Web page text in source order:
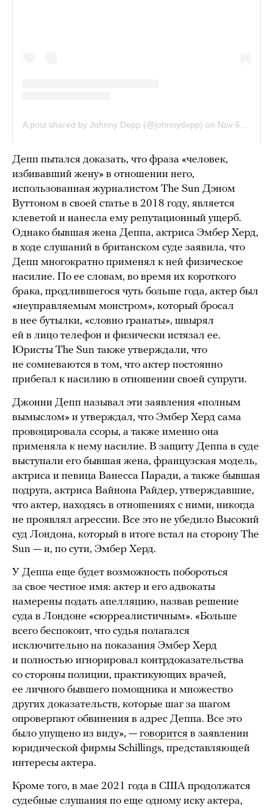
Депп пытался доказать, что фраза «человек,
избивавший жену» в отношении него,
использованная журналистом The Sun Дэном
Вуттоном в своей статье в 2018 году, является
клеветой и нанесла ему репутационный ущерб.
Однако бывшая жена Деппа, актриса Эмбер Херд,
в ходе слушаний в британском суде заявила, что
Депп многократно применял к ней физическое
насилие. По ее словам, во время их короткого
брака, продлившегося чуть больше года, актер был
«неуправляемым монстром», который бросал
в нее бутылки, «словно гранаты», швырял
ей в лицо телефон и физически истязал ее.
Юристы The Sun также утверждали, что
не сомневаются в том, что актер постоянно
прибегал к насилию в отношении своей супруги.
Джонни Депп называл эти заявления «полным
вымыслом» и утверждал, что Эмбер Херд сама
провоцировала ссоры, а также именно она
применяла к нему насилие. В защиту Деппа в суде
выступали его бывшая жена, французская модель,
актриса и певица Ванесса Паради, а также бывшая
подруга, актриса Вайнона Райдер, утверждавшие,
что актер, находясь в отношениях с ними, никогда
не проявлял агрессии. Все это не убедило Высокий
суд Лондона, который в итоге встал на сторону The
Sun — и, по сути, Эмбер Херд.
У Деппа еще будет возможность побороться
за свое честное имя: актер и его адвокаты
намерены подать апелляцию, назвав решение
суда в Лондоне «сюрреалистичным». «Больше
всего беспокоит, что судья полагался
исключительно на показания Эмбер Херд
и полностью игнорировал контрдоказательства
со стороны полиции, практикующих врачей,
ее личного бывшего помощника и множество
других доказательств, которые шаг за шагом
опровергают обвинения в адрес Деппа. Все это
было упущено из виду», — говорится в заявлении
юридической фирмы Schillings, представляющей
интересы актера.
Кроме того, в мае 2021 года в США продолжатся
судебные слушания по еще одному иску актера,